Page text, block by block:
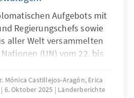
Aufgebots mit
Regierungschefs sowie
aller Welt versammelten
(UN) vom 22. bis
(UNGA)
diese verlief nicht wie
Mónica Castillejos-Aragón, Erica
6. Oktober 2025 Länderberichte